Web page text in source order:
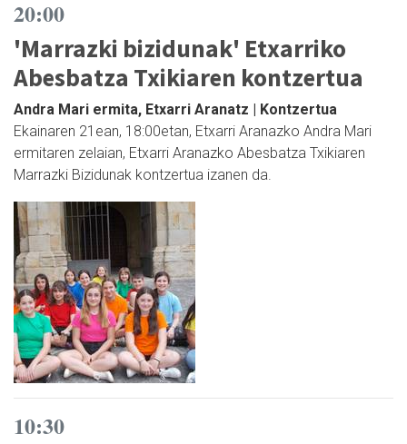
20:00
'Marrazki bizidunak' Etxarriko
Abesbatza Txikiaren kontzertua
Andra Mari ermita, Etxarri Aranatz | Kontzertua
Ekainaren 21ean, 18:00etan, Etxarri Aranazko Andra Mari
ermitaren zelaian, Etxarri Aranazko Abesbatza Txikiaren
Marrazki Bizidunak kontzertua izanen da.
10:30